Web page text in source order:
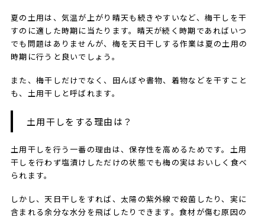
夏の土用は、気温が上がり晴天も続きやすいなど、梅干しを干
すのに適した時期に当たります。晴天が続く時期であればいつ
でも問題はありませんが、梅を天日干しする作業は夏の土用の
時期に行うと良いでしょう。
また、梅干しだけでなく、田んぼや書物、着物などを干すこと
も、土用干しと呼ばれます。
土用干しをする理由は？
土用干しを行う一番の理由は、保存性を高めるためです。土用
干しを行わず塩漬けしただけの状態でも梅の実はおいしく食べ
られます。
しかし、天日干しをすれば、太陽の紫外線で殺菌したり、実に
含まれる余分な水分を飛ばしたりできます。食材が傷む原因の